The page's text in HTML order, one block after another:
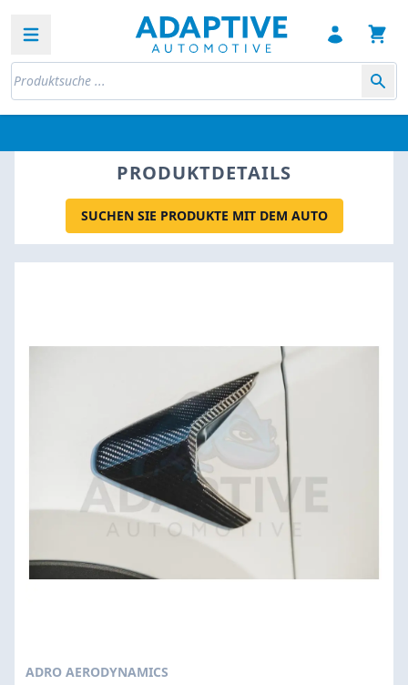
Open sidebar
PRODUKTDETAILS
SUCHEN SIE PRODUKTE MIT DEM AUTO
ADRO AERODYNAMICS